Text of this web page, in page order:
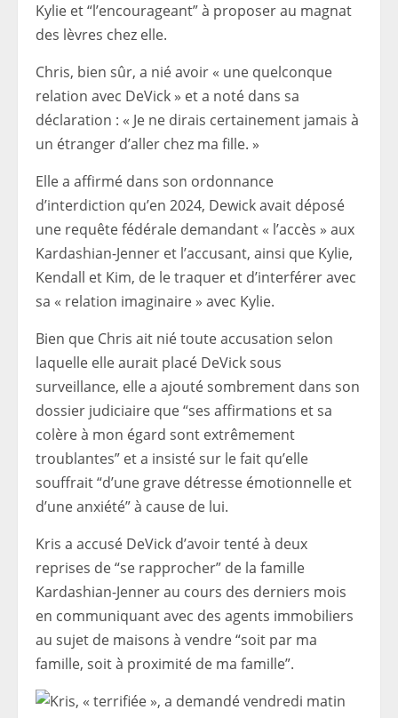
Kylie et “l’encourageant” à proposer au magnat
des lèvres chez elle.
Chris, bien sûr, a nié avoir « une quelconque
relation avec DeVick » et a noté dans sa
déclaration : « Je ne dirais certainement jamais à
un étranger d’aller chez ma fille. »
Elle a affirmé dans son ordonnance
d’interdiction qu’en 2024, Dewick avait déposé
une requête fédérale demandant « l’accès » aux
Kardashian-Jenner et l’accusant, ainsi que Kylie,
Kendall et Kim, de le traquer et d’interférer avec
sa « relation imaginaire » avec Kylie.
Bien que Chris ait nié toute accusation selon
laquelle elle aurait placé DeVick sous
surveillance, elle a ajouté sombrement dans son
dossier judiciaire que “ses affirmations et sa
colère à mon égard sont extrêmement
troublantes” et a insisté sur le fait qu’elle
souffrait “d’une grave détresse émotionnelle et
d’une anxiété” à cause de lui.
Kris a accusé DeVick d’avoir tenté à deux
reprises de “se rapprocher” de la famille
Kardashian-Jenner au cours des derniers mois
en communiquant avec des agents immobiliers
au sujet de maisons à vendre “soit par ma
famille, soit à proximité de ma famille”.